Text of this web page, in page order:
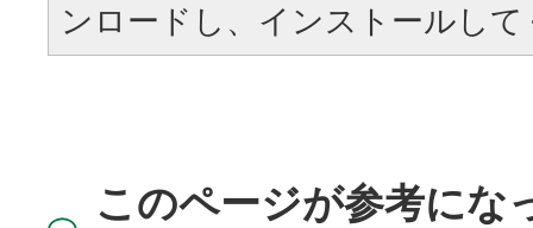
ンロードし、インストールし
このページが参考にな